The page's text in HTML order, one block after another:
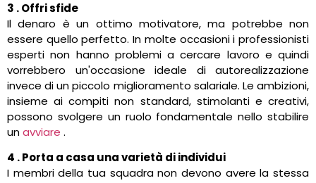
3 . Offri sfide
Il denaro è un ottimo motivatore, ma potrebbe non
essere quello perfetto. In molte occasioni i professionisti
esperti non hanno problemi a cercare lavoro e quindi
vorrebbero un'occasione ideale di autorealizzazione
invece di un piccolo miglioramento salariale. Le ambizioni,
insieme ai compiti non standard, stimolanti e creativi,
possono svolgere un ruolo fondamentale nello stabilire
unavviare .
4 . Porta a casa una varietà di individui
I membri della tua squadra non devono avere la stessa